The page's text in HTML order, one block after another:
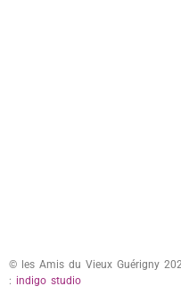
© les Amis du Vieux Guérigny
: indigo studio